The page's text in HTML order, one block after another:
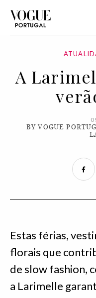
A
BY VOGUE
Estas férias,
florais que
de slow fashion,
a Larimelle